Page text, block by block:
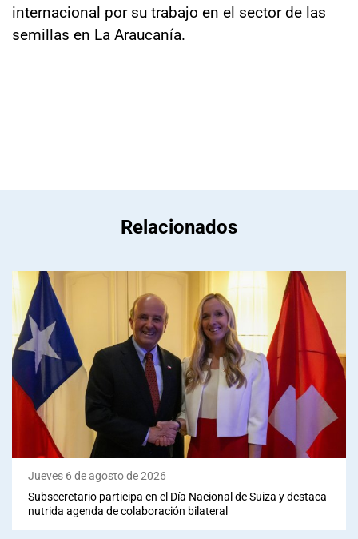
internacional por su trabajo en el sector de las
semillas en La Araucanía.
Relacionados
Jueves 6 de agosto de 2026
Subsecretario participa en el Día Nacional de Suiza y destaca
nutrida agenda de colaboración bilateral